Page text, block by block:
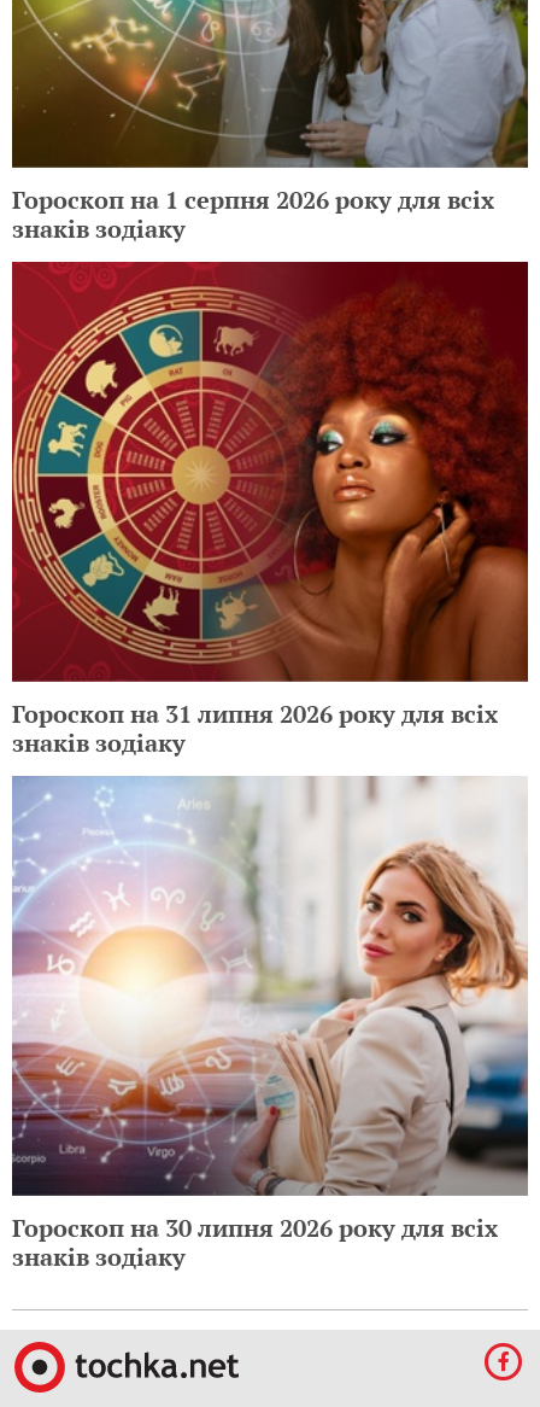
Гороскоп на 1 серпня 2026 року для всіх
знаків зодіаку
Гороскоп на 31 липня 2026 року для всіх
знаків зодіаку
Гороскоп на 30 липня 2026 року для всіх
знаків зодіаку